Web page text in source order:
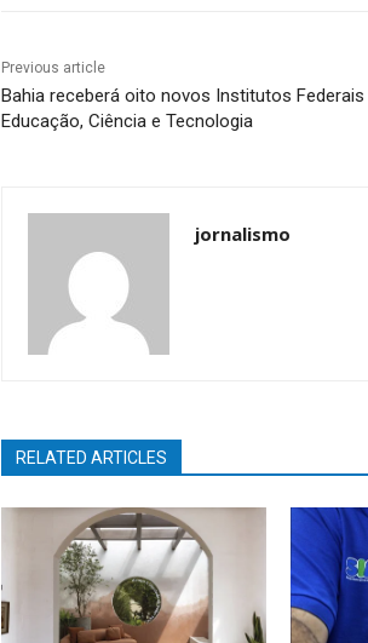
Previous article
Bahia receberá oito novos Institutos Federais
Educação, Ciência e Tecnologia
jornalismo
RELATED ARTICLES